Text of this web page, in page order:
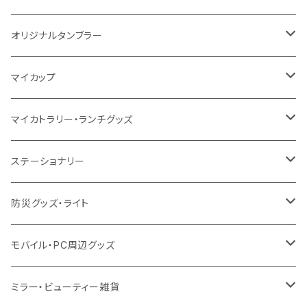
シーチング
8oz
10oz
デニム・デニムライク
ポリエステル
再生不織布
不織布
保冷
スウェット
12oz
ポリエステル
不織布
保冷
5oz
キャンパス
ポリエステル
不織布
スウェット
ランチグッズ
ハンカチ
傘
再生ファブリック
キャンパス
デニム・デニムライク
ポリエステル
不織布
保冷
EVA
オーガニックコットン
再生ファブリック
フェアトレードコットン
デニム・デニムライク
ポリエステル
リネン
ステンレスサーモ
ステンレス
アルミ
クリアボトル
カスタムデザインボトル
オリジナルタンブラー
サーモタンブラー
ステンレス2層タンブラー
プラスチック2層タンブラー
アルミタンブラー
バンブータンブラー
コーヒー配合タンブラー
マイカップ
サーモ
ステンレス
バンブー
コーヒー配合
プラスチック
マイカトラリー・ランチグッズ
カトラリー
フードポット
コースター
ドリンク用品
ステーショナリー
単色ボールペン
多機能ペン
ペンケース
防災グッズ・ライト
防災セット
ラジオ・スピーカー
モバイル・PC周辺グッズ
チャージャー
ミラー・ビューティー雑貨